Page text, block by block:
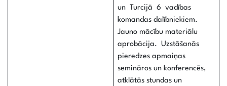
un Turcijā 6 vadības
komandas dalībniekiem.
Jauno mācību materiālu
aprobācija. Uzstāšanās
pieredzes apmaiņas
semināros un konferencēs,
atklātās stundas un